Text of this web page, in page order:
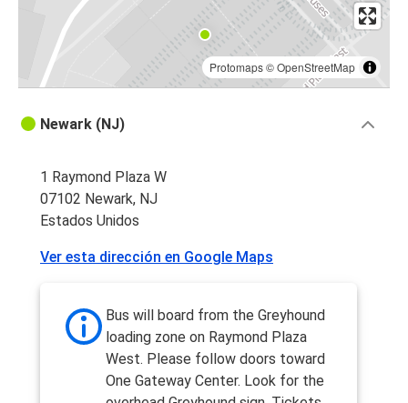
Protomaps©OpenStreetMap
Newark (NJ)
1 Raymond Plaza W
07102 Newark, NJ
Estados Unidos
Ver esta dirección en Google Maps
Bus will board from the Greyhound
loading zone on Raymond Plaza
West. Please follow doors toward
One Gateway Center. Look for the